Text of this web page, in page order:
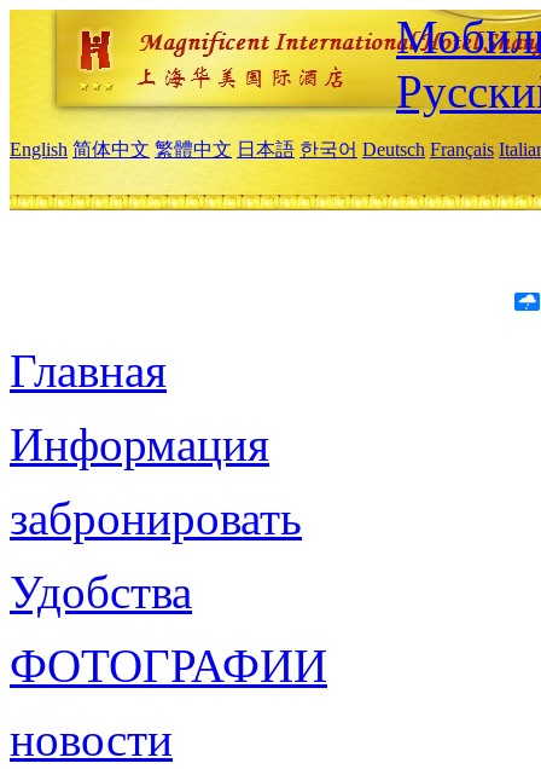
English 简体中文 繁體中文 日本語 한국어 Deutsch Français
Главная
Информация
забронировать
Удобства
ФОТОГРАФИИ
новости